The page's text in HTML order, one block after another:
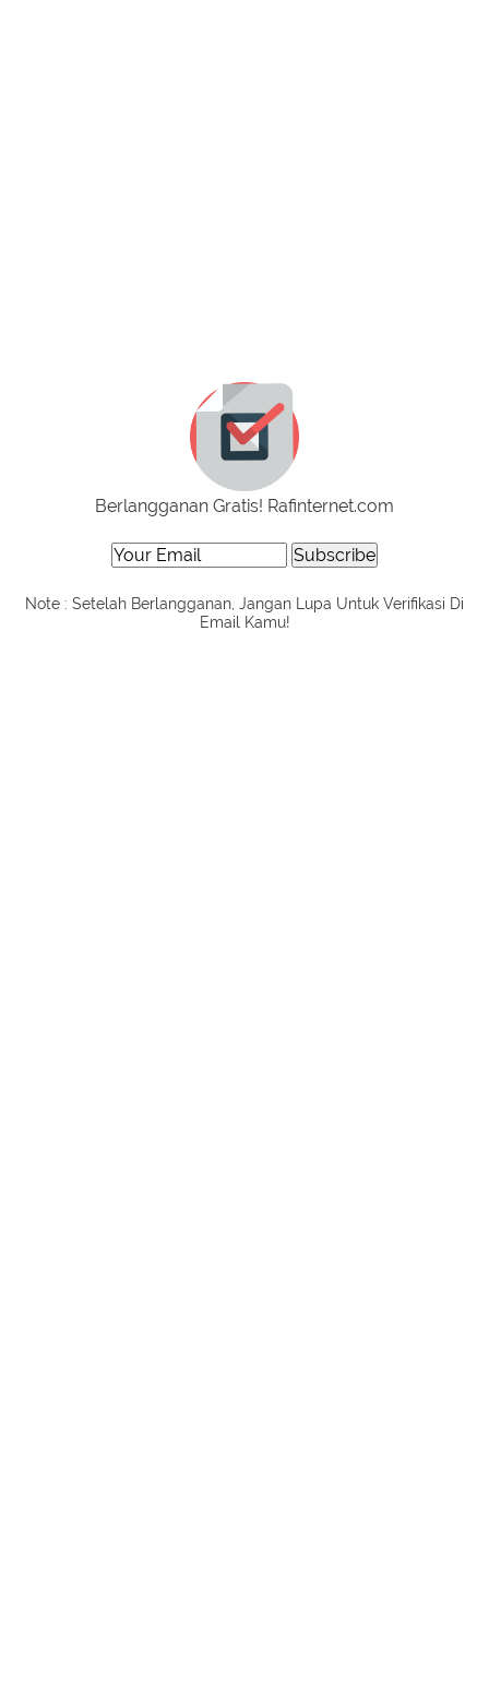
Berlangganan Gratis! Rafinternet.com
Note : Setelah Berlangganan, Jangan Lupa Untuk Verifikasi Di
Email Kamu!